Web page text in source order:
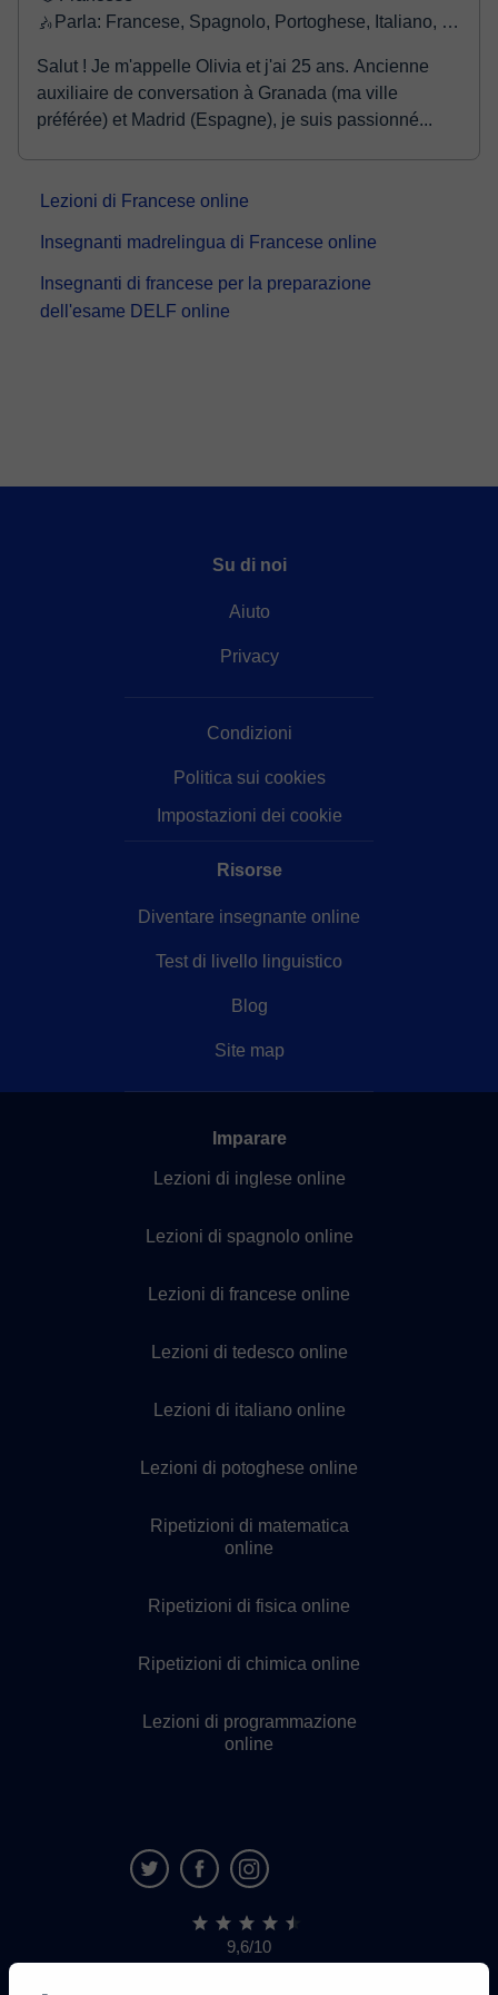
Parla: Francese, Spagnolo, Portoghese, Italiano, Inglese, Greco
Salut ! Je m'appelle Olivia et j'ai 25 ans. Ancienne
auxiliaire de conversation à Granada (ma ville
préférée) et Madrid (Espagne), je suis passionné...
Lezioni di Francese online
Insegnanti madrelingua di Francese online
Insegnanti di francese per la preparazione
dell'esame DELF online
Su di noi
Aiuto
Privacy
Condizioni
Politica sui cookies
Impostazioni dei cookie
Risorse
Diventare insegnante online
Test di livello linguistico
Blog
Site map
Imparare
Lezioni di inglese online
Lezioni di spagnolo online
Lezioni di francese online
Lezioni di tedesco online
Lezioni di italiano online
Lezioni di potoghese online
Ripetizioni di matematica
online
Ripetizioni di fisica online
Ripetizioni di chimica online
Lezioni di programmazione
online
9,6/10
1.339.284